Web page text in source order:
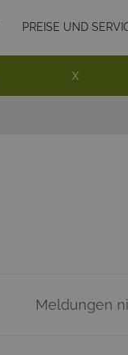
PREISE UND
X
Meldungen